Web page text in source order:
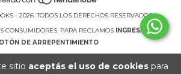
sitio aceptás el uso de cookiespara
- 2026. TODOS LOS DERECHOS RESERVADOS.
CONSUMIDORES. PARA RECLAMOS
INGRESÁ ACÁ.
DE ARREPENTIMIENTO